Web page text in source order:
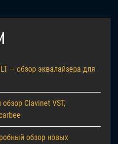
— обзор эквалайзера для
Clavinet VST,
обзор новых